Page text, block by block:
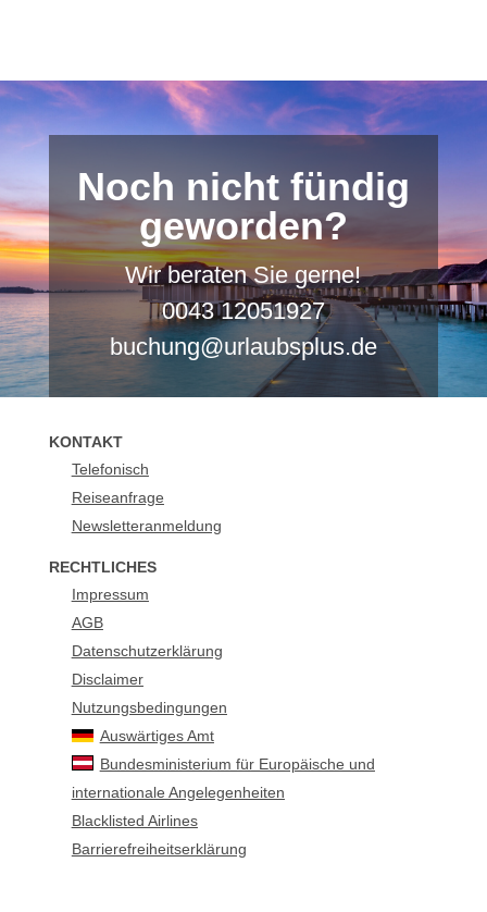
Noch nicht fündig
geworden?
Wir beraten Sie gerne!
0043 12051927
buchung@urlaubsplus.de
KONTAKT
Telefonisch
Reiseanfrage
Newsletteranmeldung
RECHTLICHES
Impressum
AGB
Datenschutzerklärung
Disclaimer
Nutzungsbedingungen
Auswärtiges Amt
Bundesministerium für Europäische und
internationale Angelegenheiten
Blacklisted Airlines
Barrierefreiheitserklärung